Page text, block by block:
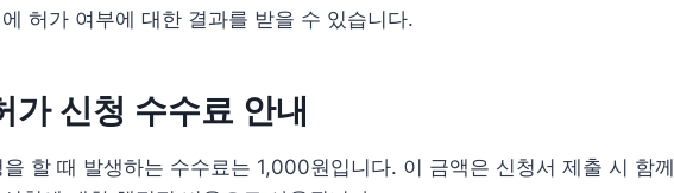
허가 여부에 대한 결과를 받을 수 있습니다.
가 신청 수수료 안내
할 때 발생하는 수수료는 1,000원입니다. 이 금액은 신청서 제출 시 함께